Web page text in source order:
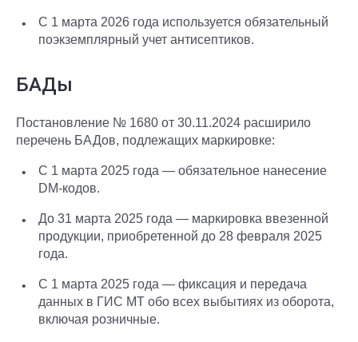
С 1 марта 2026 года используется обязательный
поэкземплярный учет антисептиков.
БАДы
Постановление № 1680 от 30.11.2024 расширило
перечень БАДов, подлежащих маркировке:
С 1 марта 2025 года — обязательное нанесение
DM-кодов.
До 31 марта 2025 года — маркировка ввезенной
продукции, приобретенной до 28 февраля 2025
года.
С 1 марта 2025 года — фиксация и передача
данных в ГИС МТ обо всех выбытиях из оборота,
включая розничные.